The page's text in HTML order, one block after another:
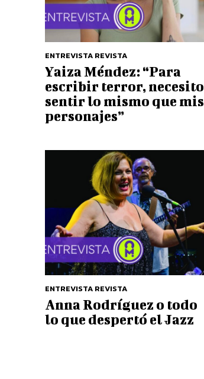
ENTREVISTA REVISTA
Yaiza Méndez: “Para
escribir terror, necesito
sentir lo mismo que mis
personajes”
ENTREVISTA REVISTA
Anna Rodríguez o todo
lo que despertó el Jazz